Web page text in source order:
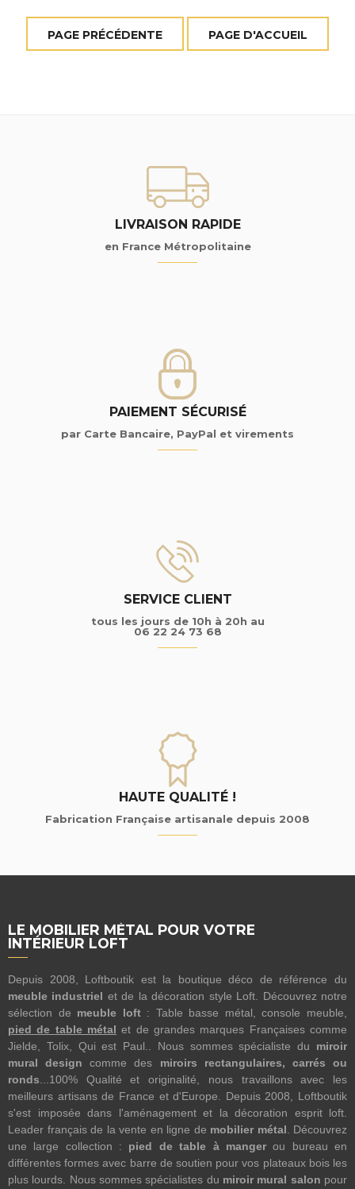
LIVRAISON RAPIDE
en France Métropolitaine
PAIEMENT SÉCURISÉ
par Carte Bancaire, PayPal et virements
SERVICE CLIENT
tous les jours de 10h à 20h au
06 22 24 73 68
HAUTE QUALITÉ !
Fabrication Française artisanale depuis 2008
LE MOBILIER MÉTAL POUR VOTRE
INTÉRIEUR LOFT
Depuis 2008, Loftboutik est la boutique déco de référence du
meuble industriel et de la décoration style Loft. Découvrez notre
sélection de meuble loft: Table basse métal, console meuble,
pied de table métal et de grandes marques Françaises comme
Jielde, Tolix, Qui est Paul.. Nous sommes spécialiste du miroir
mural design comme des miroirs rectangulaires, carrés ou
ronds...100% Qualité et originalité, nous travaillons avec les
meilleurs artisans de France et d'Europe. Depuis 2008, Loftboutik
s'est imposée dans l'aménagement et la décoration esprit loft.
Leader français de la vente en ligne de mobilier métal. Découvrez
une large collection : pied de table à mangerou bureau en
différentes formes avec barre de soutien pour vos plateaux bois les
plus lourds. Nous sommes spécialistes du miroir mural salon pour